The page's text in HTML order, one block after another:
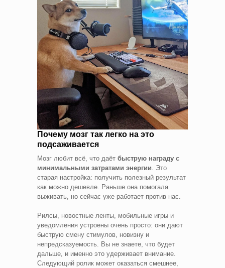
Почему мозг так легко на это
подсаживается
Мозг любит всё, что даёт быструю награду с
минимальными затратами энергии . Это
старая настройка: получить полезный результат
как можно дешевле. Раньше она помогала
выживать, но сейчас уже работает против нас.
Рилсы, новостные ленты, мобильные игры и
уведомления устроены очень просто: они дают
быструю смену стимулов, новизну и
непредсказуемость. Вы не знаете, что будет
дальше, и именно это удерживает внимание.
Следующий ролик может оказаться смешнее,